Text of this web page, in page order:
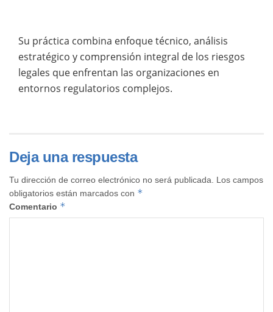
Su práctica combina enfoque técnico, análisis
estratégico y comprensión integral de los riesgos
legales que enfrentan las organizaciones en
entornos regulatorios complejos.
Deja una respuesta
Tu dirección de correo electrónico no será publicada.
Los campos
obligatorios están marcados con *
Comentario *